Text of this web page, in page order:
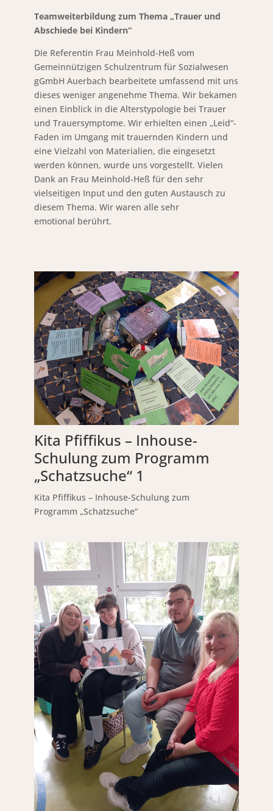
Teamweiterbildung zum Thema „Trauer und
Abschiede bei Kindern“
Die Referentin Frau Meinhold-Heß vom
Gemeinnützigen Schulzentrum für Sozialwesen
gGmbH Auerbach bearbeitete umfassend mit uns
dieses weniger angenehme Thema. Wir bekamen
einen Einblick in die Alterstypologie bei Trauer
und Trauersymptome. Wir erhielten einen „Leid“-
Faden im Umgang mit trauernden Kindern und
eine Vielzahl von Materialien, die eingesetzt
werden können, wurde uns vorgestellt. Vielen
Dank an Frau Meinhold-Heß für den sehr
vielseitigen Input und den guten Austausch zu
diesem Thema. Wir waren alle sehr
emotional berührt.
Kita Pfiffikus – Inhouse-
Schulung zum Programm
„Schatzsuche“ 1
Kita Pfiffikus – Inhouse-Schulung zum
Programm „Schatzsuche“